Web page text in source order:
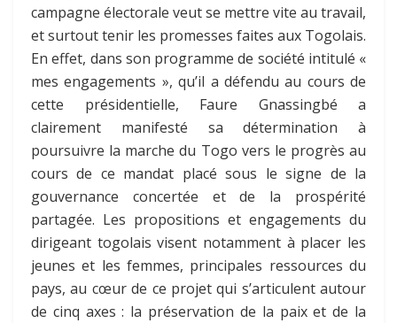
campagne électorale veut se mettre vite au travail,
et surtout tenir les promesses faites aux Togolais.
En effet, dans son programme de société intitulé «
mes engagements », qu’il a défendu au cours de
cette présidentielle, Faure Gnassingbé a
clairement manifesté sa détermination à
poursuivre la marche du Togo vers le progrès au
cours de ce mandat placé sous le signe de la
gouvernance concertée et de la prospérité
partagée. Les propositions et engagements du
dirigeant togolais visent notamment à placer les
jeunes et les femmes, principales ressources du
pays, au cœur de ce projet qui s’articulent autour
de cinq axes : la préservation de la paix et de la